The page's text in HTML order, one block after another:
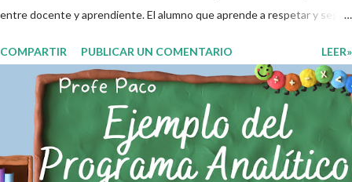
entre docente y aprendiente. El alumno que aprende a respetar y seguir
entiende las consecuencias de sus acciones, es por eso que el objetivo
fundamental de las normas de clases o reglamento de aula buscan
formar aprendientes que desde pequeños, entiendan, analizan y
practiquen las grandes responsabilidades que conlleva ser un buen
ciudadano. A continuación les compartimos algunos ejemplos de reglas
de salón de clases: 1. Cumplo con mis tareas y trabajos. 2. Cuidado mi
COMPARTIR PUBLICAR UN COMENTARIO LEER»